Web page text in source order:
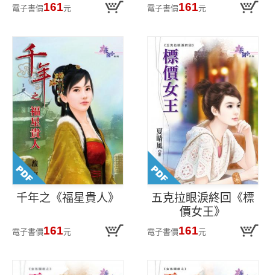
電子書價161元 電子書價161元
千年之《福星貴人》
電子書價161元
五克拉眼淚終回《標
價女王》
電子書價161元